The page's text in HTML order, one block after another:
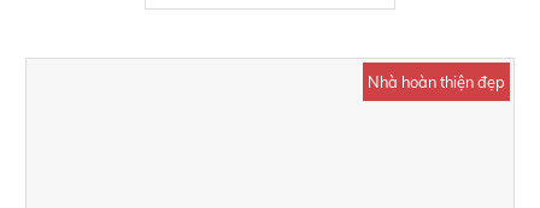
Nhà hoàn thiện đẹp